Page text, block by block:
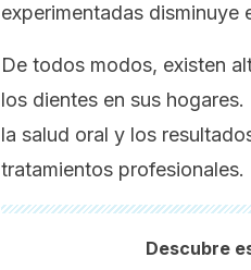
experimentadas disminuye
De todos modos, existen
los dientes en sus
la salud oral y los
tratamientos profesionales.
Descubre